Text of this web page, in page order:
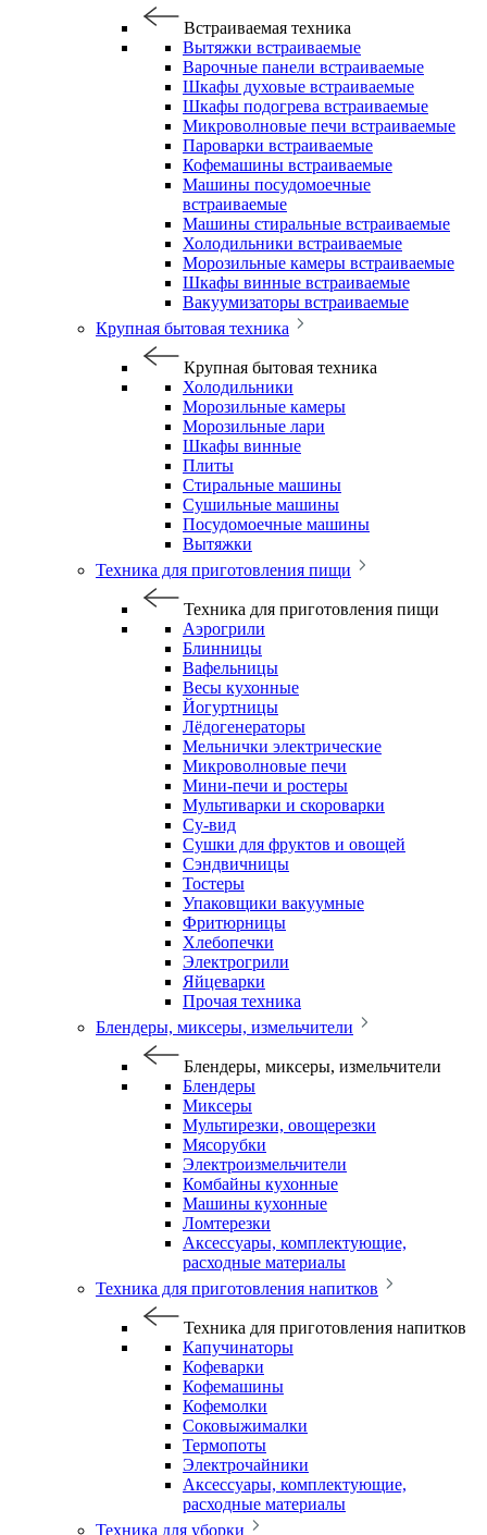
Встраиваемая техника
Вытяжки встраиваемые
Варочные панели встраиваемые
Шкафы духовые встраиваемые
Шкафы подогрева встраиваемые
Микроволновые печи встраиваемые
Пароварки встраиваемые
Кофемашины встраиваемые
Машины посудомоечные
встраиваемые
Машины стиральные встраиваемые
Холодильники встраиваемые
Морозильные камеры встраиваемые
Шкафы винные встраиваемые
Вакуумизаторы встраиваемые
Крупная бытовая техника
Крупная бытовая техника
Холодильники
Морозильные камеры
Морозильные лари
Шкафы винные
Плиты
Стиральные машины
Сушильные машины
Посудомоечные машины
Вытяжки
Техника для приготовления пищи
Техника для приготовления пищи
Аэрогрили
Блинницы
Вафельницы
Весы кухонные
Йогуртницы
Лёдогенераторы
Мельнички электрические
Микроволновые печи
Мини-печи и ростеры
Мультиварки и скороварки
Су-вид
Сушки для фруктов и овощей
Сэндвичницы
Тостеры
Упаковщики вакуумные
Фритюрницы
Хлебопечки
Электрогрили
Яйцеварки
Прочая техника
Блендеры, миксеры, измельчители
Блендеры, миксеры, измельчители
Блендеры
Миксеры
Мультирезки, овощерезки
Мясорубки
Электроизмельчители
Комбайны кухонные
Машины кухонные
Ломтерезки
Аксессуары, комплектующие,
расходные материалы
Техника для приготовления напитков
Техника для приготовления напитков
Капучинаторы
Кофеварки
Кофемашины
Кофемолки
Соковыжималки
Термопоты
Электрочайники
Аксессуары, комплектующие,
расходные материалы
Техника для уборки